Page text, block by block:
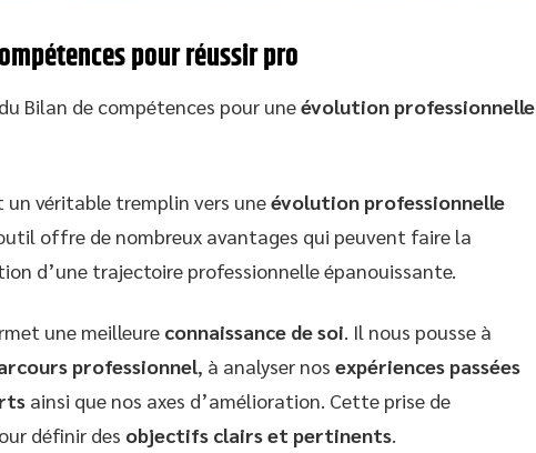
pour réussir pro
Bilan de compétences pour uneévolution professionnelle
un véritable tremplin vers uneévolution professionnelle
offre de nombreux avantages qui peuvent faire la
d’une trajectoire professionnelle épanouissante.
une meilleure connaissance de soi. Il nous pousse à
professionnel, à analyser nos expériences passées
ainsi que nos axes d’amélioration. Cette prise de
définir des objectifs clairs et pertinents.